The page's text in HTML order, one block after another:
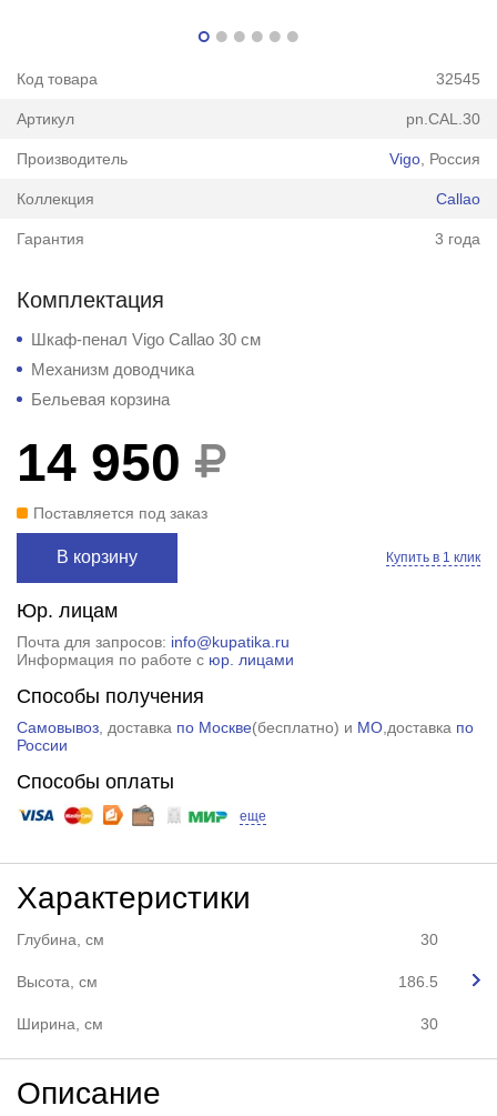
Код товара 32545
Артикул pn.CAL.30
Производитель Vigo , Россия
Коллекция Callao
Гарантия 3 года
Комплектация
Шкаф-пенал Vigo Callao 30 см
Механизм доводчика
Бельевая корзина
14 950
Поставляется под заказ
В корзину Купить в 1 клик
Юр. лицам
Почта для запросов: info@kupatika.ru
Информация по работе с юр. лицами
Способы получения
Самовывоз, доставка по Москве(бесплатно) и МО,доставка по
России
Способы оплаты
еще
Характеристики
Глубина, см 30
Высота, см 186.5
Ширина, см 30
Описание